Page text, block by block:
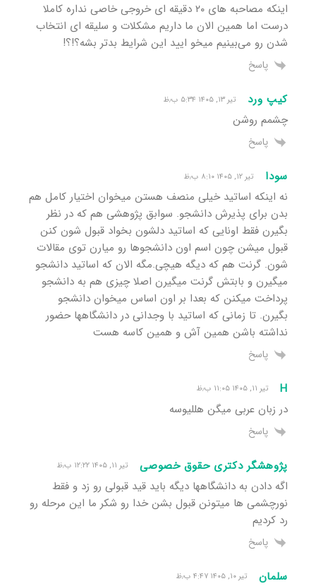
اینکه مصاحبه های ۲۰ دقیقه ای خروجی خاصی نداره کاملا
درست اما همین الان ما داریم مشکلات و سلیقه ای انتخاب
شدن رو می‌بینیم میخو ایید این شرایط بدتر بشه؟!؟!
پاسخ
کیپ ورد تیر ۱۳, ۱۴۰۵ ۵:۳۴ ب٫ظ
چشمم روشن
پاسخ
سودا تیر ۱۲, ۱۴۰۵ ۸:۱۰ ب٫ظ
نه اینکه اساتید خیلی منصف هستن میخوان اختیار کامل هم
بدن برای پذیرش دانشجو. سوابق پژوهشی هم که در نظر
بگیرن فقط اونایی که اساتید دلشون بخواد قبول شون کنن
قبول میشن چون اسم اون دانشجوها رو میارن توی مقالات
شون. گرنت هم که دیگه هیچی.‌مگه الان که اساتید دانشجو
میگیرن و بابتش گرنت میگیرن اصلا چیزی هم به دانشجو
پرداخت میکنن که بعدا بر اون اساس میخوان دانشجو
بگیرن. تا زمانی که اساتید با وجدانی در دانشگاهها حضور
نداشته باشن همین آش و همین کاسه هست
پاسخ
H تیر ۱۱, ۱۴۰۵ ۱۱:۰۵ ب٫ظ
در زبان عربی میگن هللیوسه
پاسخ
پژوهشگر دکتری حقوق خصوصی تیر ۱۱, ۱۴۰۵ ۱۲:۲۲ ب٫ظ
اگه دادن به دانشگاهها دیگه باید قید قبولی رو زد و فقط
نورچشمی ها میتونن قبول بشن خدا رو شکر ما این مرحله رو
رد کردیم
پاسخ
سلمان تیر ۱۰, ۱۴۰۵ ۴:۴۷ ب٫ظ